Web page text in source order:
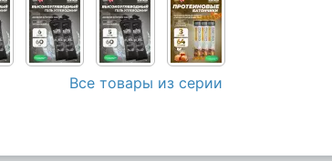
Все товары из серии